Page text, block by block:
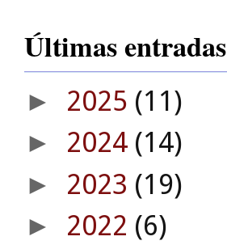
Últimas entradas
► 2025 (11)
► 2024 (14)
► 2023 (19)
► 2022 (6)